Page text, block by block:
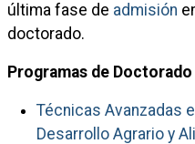
última fase de admisión
doctorado.
Programas de Doctorado
Técnicas Avanzadas
Desarrollo Agrario y